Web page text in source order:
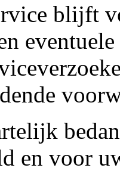
blijft
en voor